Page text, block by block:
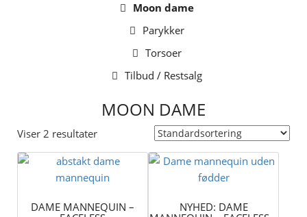
Moon dame
Parykker
Torsoer
Tilbud / Restsalg
MOON DAME
Viser 2 resultater
DAME MANNEQUIN –
NYHED: DAME